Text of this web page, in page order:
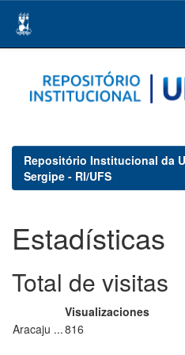
navigation
Repositório Institucional da
Sergipe - RI/UFS
Estadísticas
Total de visitas
Visualizaciones
Aracaju ...816